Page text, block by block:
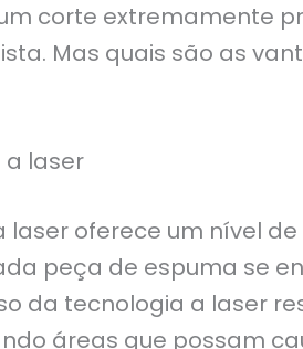
corte extremamente
Mas quais são as
laser
laser oferece um nível
peça de espuma se
da tecnologia a laser
áreas que possam